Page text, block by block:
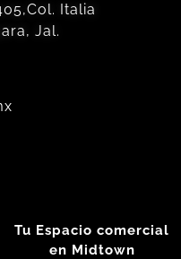
Italia
Jal.
Tu Espacio comercial
en Midtown